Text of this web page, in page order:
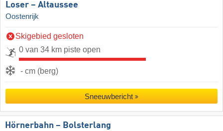
Loser – Altaussee
Oostenrijk
Skigebied gesloten
0 van 34 km piste open
- cm (berg)
Sneeuwbericht
Hörnerbahn – Bolsterlang